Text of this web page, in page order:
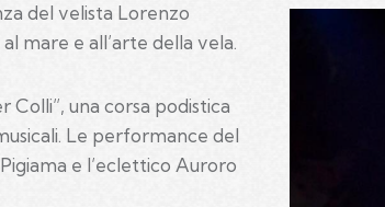
del velista Lorenzo
mare e all’arte della vela.
Colli”, una corsa podistica
Le performance del
e l’eclettico Auroro